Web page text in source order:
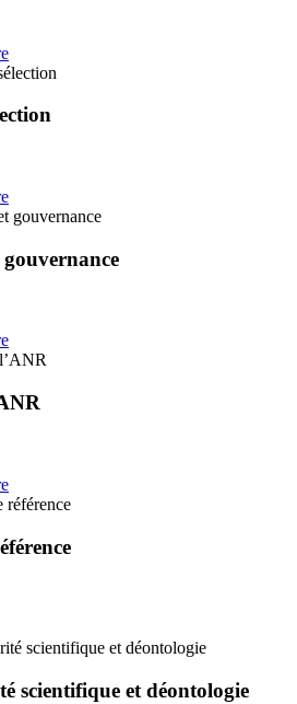
gouvernance
référence
scientifique et déontologie
scientifique et déontologie